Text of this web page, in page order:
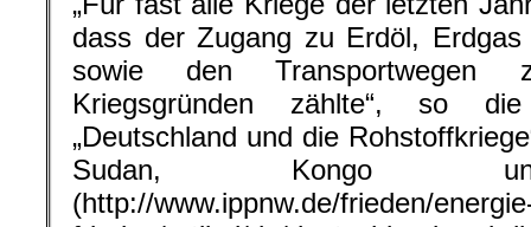
dass der Zugang zu Erdöl,
sowie den Transportwegen
Kriegsgründen zählte“, so
„Deutschland und die
Sudan, Kongo
(http://www.ippnw.de/frieden/